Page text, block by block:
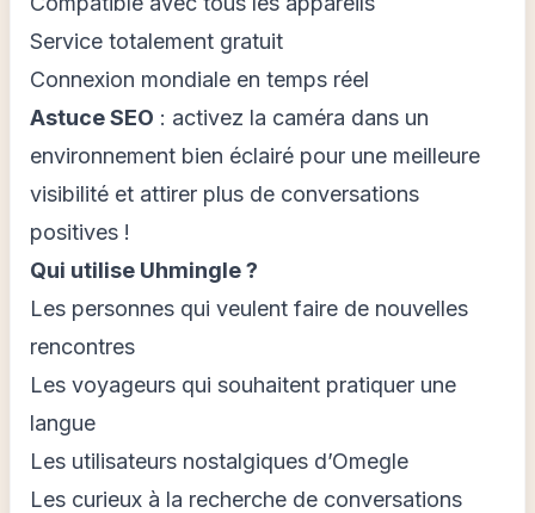
Service totalement gratuit
Connexion mondiale en temps réel
Astuce SEO : activez la caméra dans un
environnement bien éclairé pour une meilleure
visibilité et attirer plus de conversations
positives !
Qui utilise Uhmingle ?
Les personnes qui veulent faire de nouvelles
rencontres
Les voyageurs qui souhaitent pratiquer une
langue
Les utilisateurs nostalgiques d’Omegle
Les curieux à la recherche de conversations